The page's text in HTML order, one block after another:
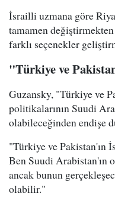
İsrailli uzmana göre
tamamen
farklı seçenekler
"Türkiye ve
Guzansky, "Türkiye ve
politikalarının Suudi
olabileceğinden endişe
"Türkiye ve Pakistan'ın
Ben Suudi Arabistan'ın
ancak bunun
olabilir."